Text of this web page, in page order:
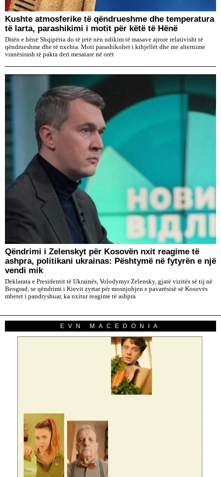
Kushte atmosferike të qëndrueshme dhe temperatura
të larta, parashikimi i motit për këtë të Hënë
Ditën e hënë Shqipëria do të jetë nën ndikim të masave ajrore relativisht të
qëndrueshme dhe të nxehta. Moti parashikohet i kthjellët dhe me alternime
vranësirash të pakta deri mesatare në orët
Qëndrimi i Zelenskyt për Kosovën nxit reagime të
ashpra, politikani ukrainas: Pështymë në fytyrën e një
vendi mik
Deklarata e Presidentit të Ukrainës, Volodymyr Zelensky, gjatë vizitës së tij në
Beograd, se qëndrimi i Kievit zyrtar për mosnjohjen e pavarësisë së Kosovës
mbetet i pandryshuar, ka nxitur reagime të ashpra
EVN MACEDONIA